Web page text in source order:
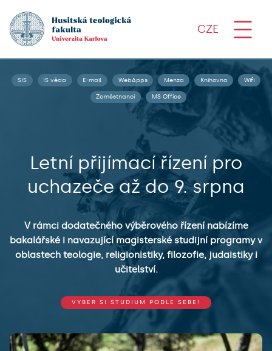
CZE
SIS IS věda E-mail WebApps Menza Knihovna Wifi
Zaměstnanci MS Office
Letní přijímací řízení pro
uchazeče až do 9. srpna
V rámci dodatečného výběrového řízení nabízíme
bakalářské i navazující magisterské studijní programy v
oblastech teologie, religionistiky, filozofie, judaistiky i
učitelství.
VYBER SI STUDIUM PODLE SEBE!